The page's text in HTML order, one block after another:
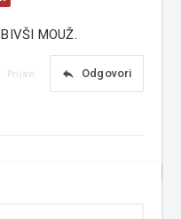
MOUŽ.
reply Odgovori
Prijavi